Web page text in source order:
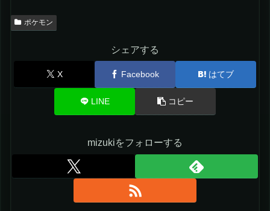
ポケモン
シェアする
X Facebook はてブ
LINE コピー
mizukiをフォローする